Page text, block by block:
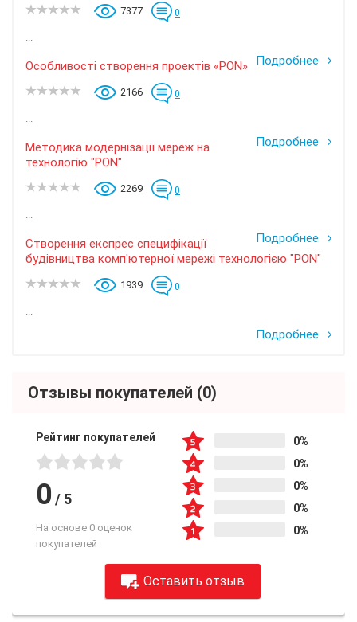
7377 0
...
Подробнее
Особливості створення проектів «PON»
2166 0
...
Подробнее
Методика модернізації мереж на
технологію "PON"
2269 0
...
Подробнее
Створення експрес специфікації
будівництва комп'ютерної мережі технологією "PON"
1939 0
...
Подробнее
Отзывы покупателей (0)
Рейтинг покупателей
0 / 5
На основе 0 оценок
покупателей
0%
0%
0%
0%
0%
Оставить отзыв